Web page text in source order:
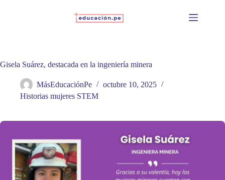
Gisela Suárez, destacada en la ingeniería minera
MásEducaciónPe
octubre 10, 2025
Historias mujeres STEM